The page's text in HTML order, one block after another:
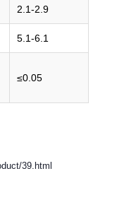
2.1-2.9
5.1-6.1
≤0.05
39.html